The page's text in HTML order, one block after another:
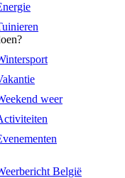
weer
België